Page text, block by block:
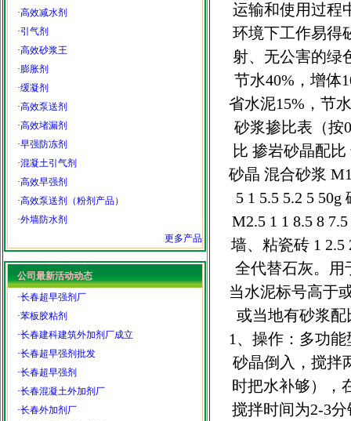
·高效减水剂
·引气剂
·高效砂浆王
·膨胀剂
·缓凝剂
·高效泵送剂
·高效堵漏剂
·早强防冻剂
·混凝土引气剂
·高效早强剂
·高效泵送剂（粉剂产品）
·外墙防水剂
更多产品
公司最新活动动态
·长春超早强剂厂
·苯板胶粘剂
·长春建科建筑外加剂厂成立
·长春超早强剂批发
·长春超早强剂
·长春混凝土外加剂厂
·长春外加剂厂
运输和使用过程
环境下工作易得
射、无公害的
节水40%，增
省水泥15%，节
砂浆掺比表（按
比 掺岩砂晶配
砂晶 混合砂浆
5 1 5.5 5.2 5
M2.5 1 1 8.5 8
墙、粘瓷砖 1
全代替石灰。用
当水泥标号高于
或当地有砂浆
1、操作：多功
砂晶倒入，搅拌
时把水补够），
搅拌时间为2-